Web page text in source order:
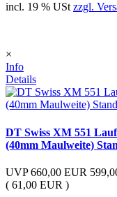
incl. 19 % USt zzgl.
×
Info
Details
DT Swiss XM 551
(40mm Maulweite)
UVP 660,00 EUR
( 61,00 EUR )